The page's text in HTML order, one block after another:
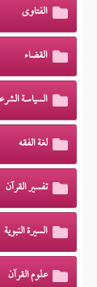
الفتاوى
القضاء
السياسة
لغة الفقه
تفسير القرآن
السيرة النبوية
علوم القرآن